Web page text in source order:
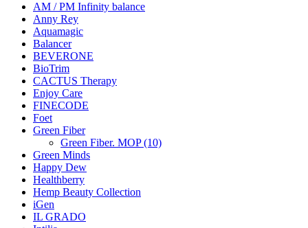
AM / PM Infinity balance
Anny Rey
Aquamagic
Balancer
BEVERONE
BioTrim
CACTUS Therapy
Enjoy Care
FINECODE
Foet
Green Fiber
Green Fiber. MOP (10)
Green Minds
Happy Dew
Healthberry
Hemp Beauty Collection
iGen
IL GRADO